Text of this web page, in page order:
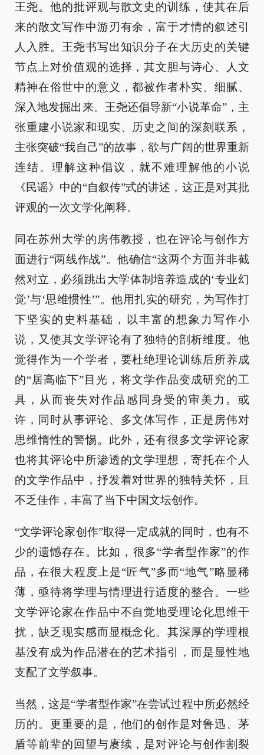
王尧。他的批评观与散文史的训练，使其在后
来的散文写作中游刃有余，富于才情的叙述引
人入胜。王尧书写出知识分子在大历史的关键
节点上对价值观的选择，其文胆与诗心、人文
精神在俗世中的意义，都被作者朴实、细腻、
深入地发掘出来。王尧还倡导新“小说革命”，主
张重建小说家和现实、历史之间的深刻联系，
主张突破“我自己”的故事，欲与广阔的世界重新
连结。理解这种倡议，就不难理解他的小说
《民谣》中的“自叙传”式的讲述，这正是对其批
评观的一次文学化阐释。
同在苏州大学的房伟教授，也在评论与创作方
面进行“两线作战”。他确信“这两个方面并非截
然对立，必须跳出大学体制培养造成的‘专业幻
觉’与‘思维惯性’”。他用扎实的研究，为写作打
下坚实的史料基础，以丰富的想象力写作小
说，又使其文学评论有了独特的剖析维度。他
觉得作为一个学者，要杜绝理论训练后所养成
的“居高临下”目光，将文学作品变成研究的工
具，从而丧失对作品感同身受的审美力。或
许，同时从事评论、多文体写作，正是房伟对
思维惰性的警惕。此外，还有很多文学评论家
也将其评论中所渗透的文学理想，寄托在个人
的文学作品中，抒发着对世界的独特关怀，且
不乏佳作，丰富了当下中国文坛创作。
“文学评论家创作”取得一定成就的同时，也有不
少的遗憾存在。比如，很多“学者型作家”的作
品，在很大程度上是“匠气”多而“地气”略显稀
薄，亟待将学理与情理进行适度的整合。一些
文学评论家在作品中不自觉地受理论化思维干
扰，缺乏现实感而显概念化。其深厚的学理根
基没有成为作品潜在的艺术指引，而是显性地
支配了文学叙事。
当然，这是“学者型作家”在尝试过程中所必然经
历的。更重要的是，他们的创作是对鲁迅、茅
盾等前辈的回望与赓续，是对评论与创作割裂